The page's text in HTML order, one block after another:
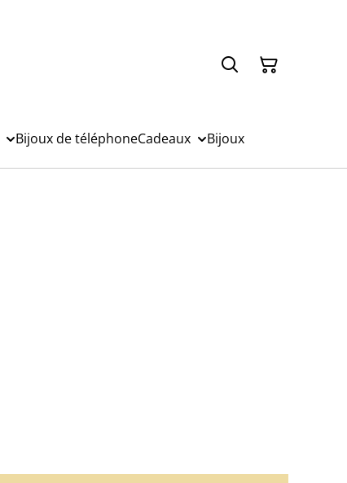
Bijoux de téléphoneCadeaux Bijoux